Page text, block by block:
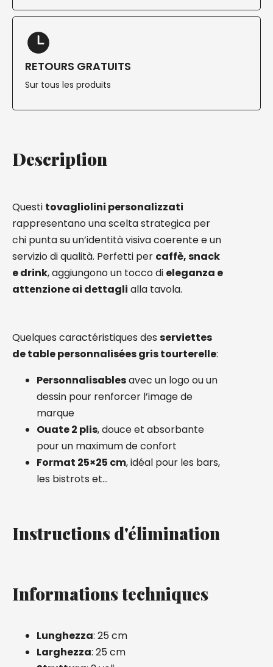
RETOURS GRATUITS
Sur tous les produits
Description
Questi tovagliolini personalizzati
rappresentano una scelta strategica per
chi punta su un’identità visiva coerente e un
servizio di qualità. Perfetti per caffè, snack
e drink, aggiungono un tocco di eleganza e
attenzione ai dettagli alla tavola.
Quelques caractéristiques des serviettes
de table personnalisées gris tourterelle:
Personnalisablesavec un logo ou un
dessin pour renforcer l’image de
marque
Ouate 2 plis, douce et absorbante
pour un maximum de confort
Format 25×25 cm, idéal pour les bars,
les bistrots et…
Instructions d'élimination
Informations techniques
Lunghezza: 25 cm
Larghezza: 25 cm